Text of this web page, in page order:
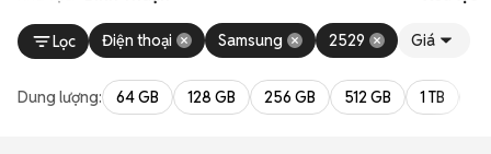
Lọc Điện thoại Samsung 2529 Giá
Dung lượng: 64 GB 128 GB 256 GB 512 GB 1 TB